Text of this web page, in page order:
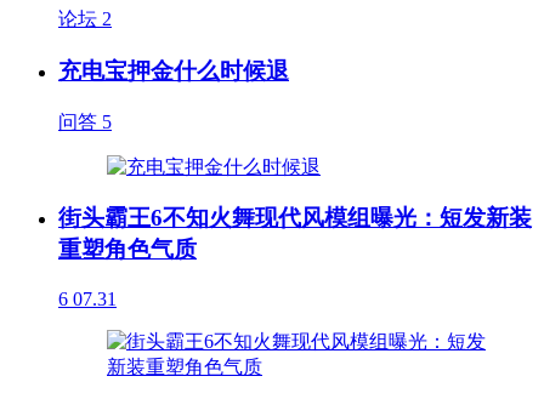
论坛 2
充电宝押金什么时候退
问答 5
街头霸王6不知火舞现代风模组曝光：短发新装
重塑角色气质
6 07.31